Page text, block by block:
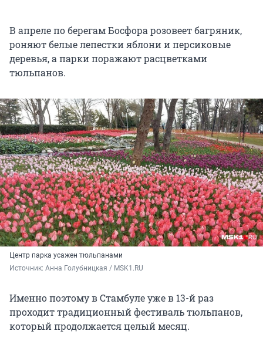
В апреле по берегам Босфора розовеет багряник,
роняют белые лепестки яблони и персиковые
деревья, а парки поражают расцветками
тюльпанов.
Центр парка усажен тюльпанами
Источник: Анна Голубницкая / MSK1.RU
Именно поэтому в Стамбуле уже в 13-й раз
проходит традиционный фестиваль тюльпанов,
который продолжается целый месяц.